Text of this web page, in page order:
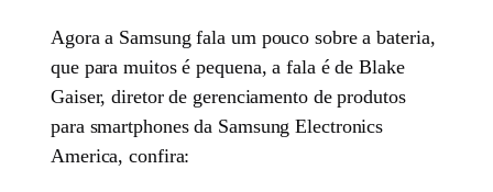
Agora a Samsung fala um pouco sobre a bateria,
que para muitos é pequena, a fala é de Blake
Gaiser, diretor de gerenciamento de produtos
para smartphones da Samsung Electronics
America, confira: